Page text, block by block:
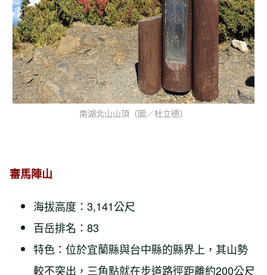
南湖北山山頂（圖／杜立德）
審馬陣山
海拔高度：3,141公尺
百岳排名：83
特色：位於宜蘭縣與台中縣的縣界上，其山勢
較不突出，三角點就在步道路徑距離約200公尺